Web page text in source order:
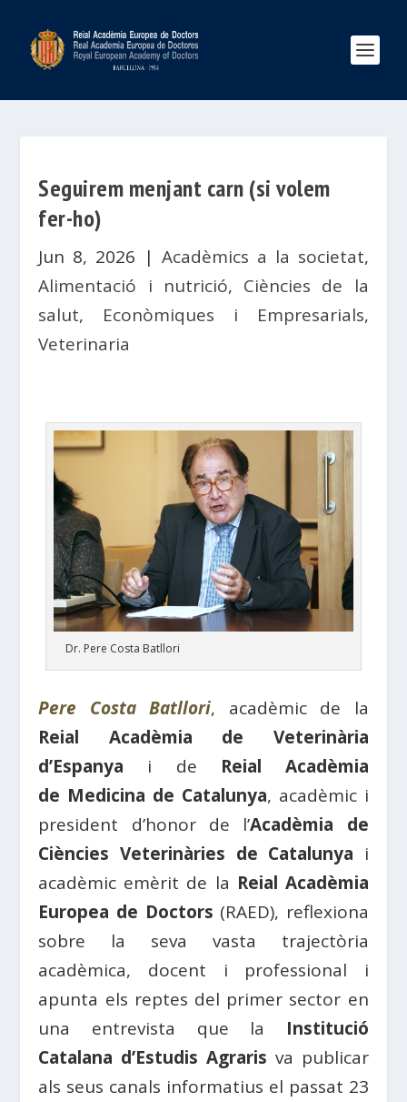
Seguirem menjant carn (si volem
fer-ho)
Jun 8, 2026 | Acadèmics a la societat,
Alimentació i nutrició, Ciències de la
salut, Econòmiques i Empresarials,
Veterinaria
Dr. Pere Costa Batllori
Pere Costa Batllori, acadèmic de la
Reial Acadèmia de Veterinària
d’Espanya i de Reial Acadèmia
de Medicina de Catalunya, acadèmic i
president d’honor de l’Acadèmia de
Ciències Veterinàries de Catalunya i
acadèmic emèrit de la Reial Acadèmia
Europea de Doctors (RAED), reflexiona
sobre la seva vasta trajectòria
acadèmica, docent i professional i
apunta els reptes del primer sector en
una entrevista que la Institució
Catalana d’Estudis Agraris va publicar
als seus canals informatius el passat 23